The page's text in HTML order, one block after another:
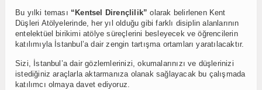
Bu yılki teması “Kentsel Dirençlilik” olarak belirlenen Kent
Düşleri Atölyelerinde, her yıl olduğu gibi farklı disiplin alanlarının
entelektüel birikimi atölye süreçlerini besleyecek ve öğrencilerin
katılımıyla İstanbul’a dair zengin tartışma ortamları yaratılacaktır.
Sizi, İstanbul’a dair gözlemlerinizi, okumalarınızı ve düşlerinizi
istediğiniz araçlarla aktarmanıza olanak sağlayacak bu çalışmada
katılımcı olmaya davet ediyoruz.